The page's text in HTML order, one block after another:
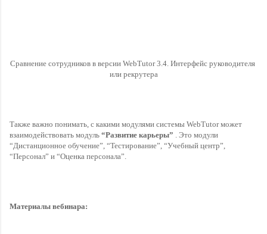
Сравнение сотрудников в версии WebTutor 3.4. Интерфейс руководителя
или рекрутера
Также важно понимать, с какими модулями системы WebTutor может
взаимодействовать модуль “Развитие карьеры”
. Это модули
“Дистанционное обучение”, “Тестирование”, “Учебный центр”,
“Персонал” и “Оценка персонала”.
Материалы вебинара: